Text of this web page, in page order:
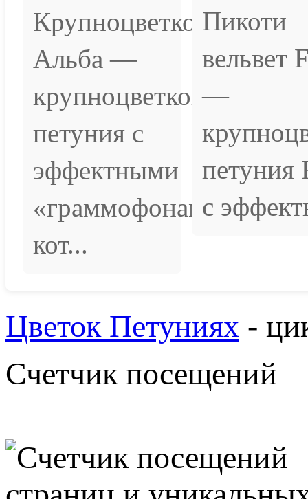
Крупноцветковая
Альба —
крупноцветковая
петуния с
эффектными
«граммофонами»,
кот...
Пикоти
вельвет
—
петуния
с
Цветок Петуниях -
Счетчик посещений